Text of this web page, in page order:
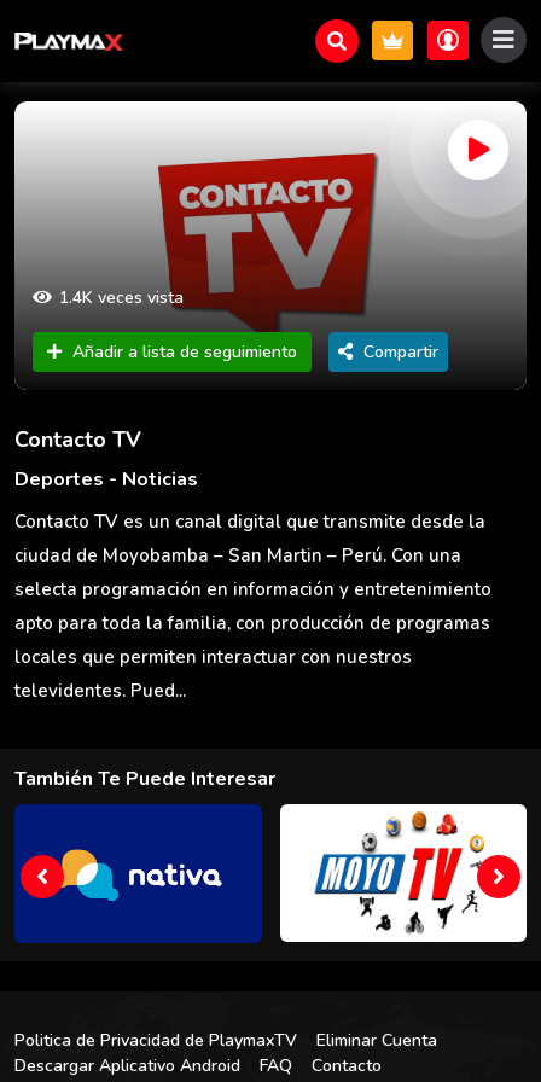
1.4K veces vista
Añadir a lista de seguimiento Compartir
Contacto TV
Deportes - Noticias
Contacto TV es un canal digital que transmite desde la
ciudad de Moyobamba – San Martin – Perú. Con una
selecta programación en información y entretenimiento
apto para toda la familia, con producción de programas
locales que permiten interactuar con nuestros
televidentes. Pued...
También Te Puede Interesar
Politica de Privacidad de PlaymaxTV
Eliminar Cuenta
Descargar Aplicativo Android
FAQ Contacto